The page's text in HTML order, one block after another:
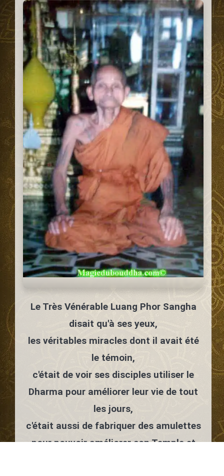
Le Très Vénérable Luang Phor Sangha
disait qu'à ses yeux,
les véritables miracles dont il avait été
le témoin,
c'était de voir ses disciples utiliser le
Dharma pour améliorer leur vie de tout
les jours,
c'était aussi de fabriquer des amulettes
pour pouvoir améliorer son Temple et